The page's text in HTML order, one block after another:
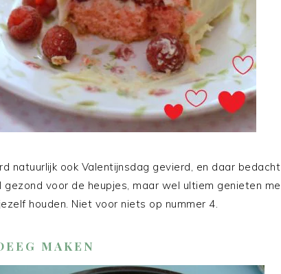
natuurlijk ook Valentijnsdag gevierd, en daar
voor de heupjes, maar wel ultiem genieten
houden. Niet voor niets op nummer 4.
MAKEN